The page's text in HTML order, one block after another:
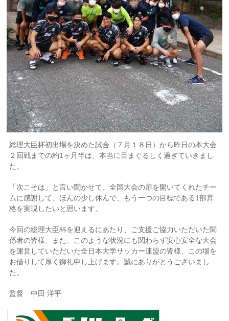
総理大臣杯初出場を決めた試合（７月１８日）から昨日の本大会
２回戦までの約1ヶ月半は、本当に目まぐるしく過ぎていきまし
た。
「次こそは」と言い聞かせて、全国大会の扉を開いてくれたチー
ムに感謝して、ほんの少し休んで、もう一つの目標である1部昇
格を実現したいと思います。
今回の総理大臣杯を迎えるにあたり、ご支援ご協力いただいた関
係者の皆様、また、このような状況にも関わらず安心安全な大会
を運営していただいた全日本大学サッカー連盟の皆様、この場を
お借りして厚く御礼申し上げます。誠にありがとうございまし
た。
監督 中田 洋平